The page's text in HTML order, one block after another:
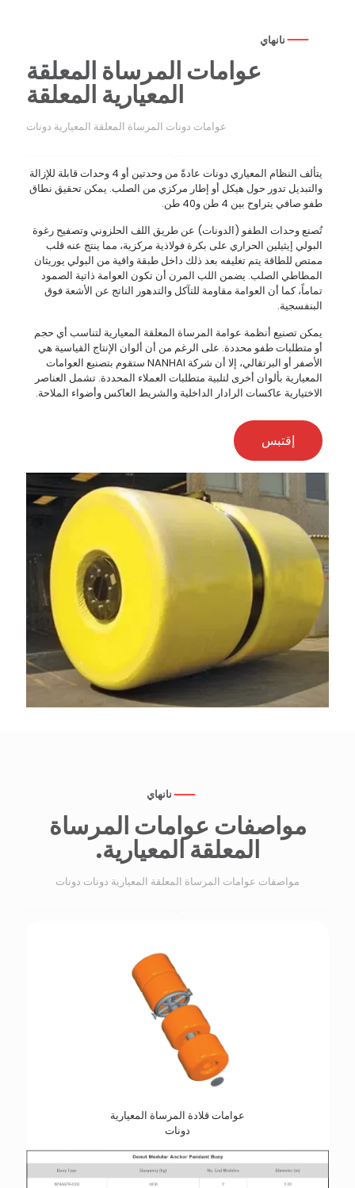
نانهاي
عوامات المرساة المعلقة
المعيارية المعلقة
عوامات دونات المرساة المعلقة المعيارية دونات
يتألف النظام المعياري دونات عادةً من وحدتين أو 4 وحدات قابلة للإزالة
والتبديل تدور حول هيكل أو إطار مركزي من الصلب. يمكن تحقيق نطاق
طفو صافي يتراوح بين 4 طن و40 طن.
تُصنع وحدات الطفو (الدونات) عن طريق اللف الحلزوني وتصفيح رغوة
البولي إيثيلين الحراري على بكرة فولاذية مركزية، مما ينتج عنه قلب
ممتص للطاقة يتم تغليفه بعد ذلك داخل طبقة واقية من البولي يوريثان
المطاطي الصلب. يضمن اللب المرن أن تكون العوامة ذاتية الصمود
تماماً، كما أن العوامة مقاومة للتآكل والتدهور الناتج عن الأشعة فوق
البنفسجية.
يمكن تصنيع أنظمة عوامة المرساة المعلقة المعيارية لتناسب أي حجم
أو متطلبات طفو محددة. على الرغم من أن ألوان الإنتاج القياسية هي
الأصفر أو البرتقالي، إلا أن شركة NANHAI ستقوم بتصنيع العوامات
المعيارية بألوان أخرى لتلبية متطلبات العملاء المحددة. تشمل العناصر
الاختيارية عاكسات الرادار الداخلية والشريط العاكس وأضواء الملاحة.
إقتبس
نانهاي
مواصفات عوامات المرساة
المعلقة المعيارية.
مواصفات عوامات المرساة المعلقة المعيارية دونات دونات
عوامات قلادة المرساة المعيارية
دونات